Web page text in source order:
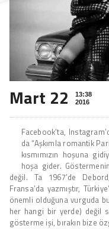
Mart 22
13:38
2016
Facebook’ta,
da “Aşkımla romantik
kısmımızın hoşuna
hoşa gider.
değil. Ta 1967’de
Fransa’da yazmıştır,
önemli olduğuna vurguda
her hangi bir yerde) değil
gösterme işi, bırakın bize